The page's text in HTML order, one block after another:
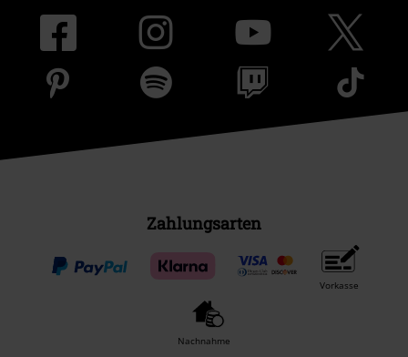
Zahlungsarten
Vorkasse
Nachnahme